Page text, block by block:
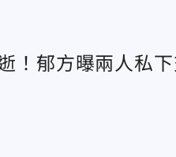
！郁方曝兩人私